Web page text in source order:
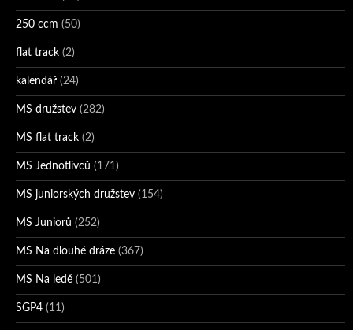
250 ccm (50)
flat track (2)
kalendář (24)
MS družstev (282)
MS flat track (2)
MS Jednotlivců (171)
MS juniorských družstev (154)
MS Juniorů (252)
MS Na dlouhé dráze (367)
MS Na ledě (501)
SGP4 (11)